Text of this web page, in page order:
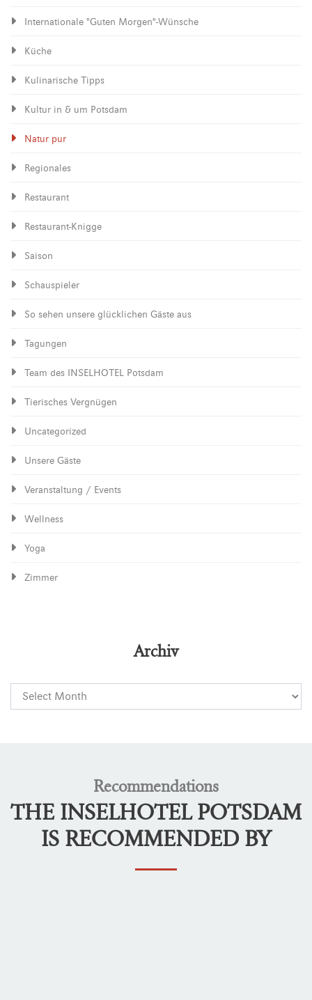
Internationale "Guten Morgen"-Wünsche
Küche
Kulinarische Tipps
Kultur in & um Potsdam
Natur pur
Regionales
Restaurant
Restaurant-Knigge
Saison
Schauspieler
So sehen unsere glücklichen Gäste aus
Tagungen
Team des INSELHOTEL Potsdam
Tierisches Vergnügen
Uncategorized
Unsere Gäste
Veranstaltung / Events
Wellness
Yoga
Zimmer
Archiv
Recommendations
THE INSELHOTEL POTSDAM
IS RECOMMENDED BY